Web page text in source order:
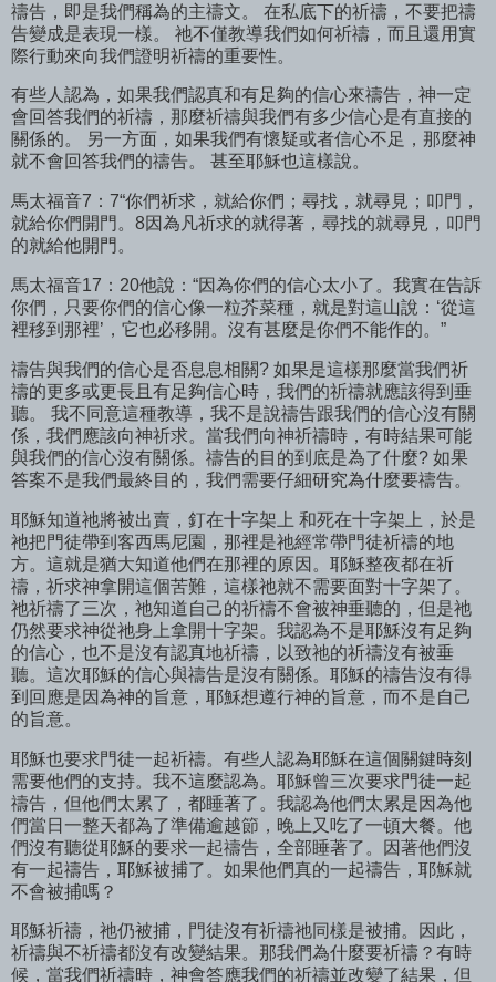
禱告，即是我們稱為的主禱文。 在私底下的祈禱，不要把禱
告變成是表現一樣。 祂不僅教導我們如何祈禱，而且還用實
際行動來向我們證明祈禱的重要性。
有些人認為，如果我們認真和有足夠的信心來禱告，神一定
會回答我們的祈禱，那麼祈禱與我們有多少信心是有直接的
關係的。 另一方面，如果我們有懷疑或者信心不足，那麼神
就不會回答我們的禱告。 甚至耶穌也這樣說。
馬太福音7：7“你們祈求，就給你們；尋找，就尋見；叩門，
就給你們開門。8因為凡祈求的就得著，尋找的就尋見，叩門
的就給他開門。
馬太福音17：20他說：“因為你們的信心太小了。我實在告訴
你們，只要你們的信心像一粒芥菜種，就是對這山說：‘從這
裡移到那裡’，它也必移開。沒有甚麼是你們不能作的。”
禱告與我們的信心是否息息相關? 如果是這樣那麼當我們祈
禱的更多或更長且有足夠信心時，我們的祈禱就應該得到垂
聽。 我不同意這種教導，我不是說禱告跟我們的信心沒有關
係，我們應該向神祈求。當我們向神祈禱時，有時結果可能
與我們的信心沒有關係。禱告的目的到底是為了什麼? 如果
答案不是我們最終目的，我們需要仔細研究為什麼要禱告。
耶穌知道祂將被出賣，釘在十字架上 和死在十字架上，於是
祂把門徒帶到客西馬尼園，那裡是祂經常帶門徒祈禱的地
方。這就是猶大知道他們在那裡的原因。耶穌整夜都在祈
禱，祈求神拿開這個苦難，這樣祂就不需要面對十字架了。
祂祈禱了三次，祂知道自己的祈禱不會被神垂聽的，但是祂
仍然要求神從祂身上拿開十字架。我認為不是耶穌沒有足夠
的信心，也不是沒有認真地祈禱，以致祂的祈禱沒有被垂
聽。這次耶穌的信心與禱告是沒有關係。耶穌的禱告沒有得
到回應是因為神的旨意，耶穌想遵行神的旨意，而不是自己
的旨意。
耶穌也要求門徒一起祈禱。有些人認為耶穌在這個關鍵時刻
需要他們的支持。我不這麼認為。耶穌曾三次要求門徒一起
禱告，但他們太累了，都睡著了。我認為他們太累是因為他
們當日一整天都為了準備逾越節，晚上又吃了一頓大餐。他
們沒有聽從耶穌的要求一起禱告，全部睡著了。因著他們沒
有一起禱告，耶穌被捕了。如果他們真的一起禱告，耶穌就
不會被捕嗎？
耶穌祈禱，祂仍被捕，門徒沒有祈禱祂同樣是被捕。因此，
祈禱與不祈禱都沒有改變結果。那我們為什麼要祈禱？有時
候，當我們祈禱時，神會答應我們的祈禱並改變了結果，但